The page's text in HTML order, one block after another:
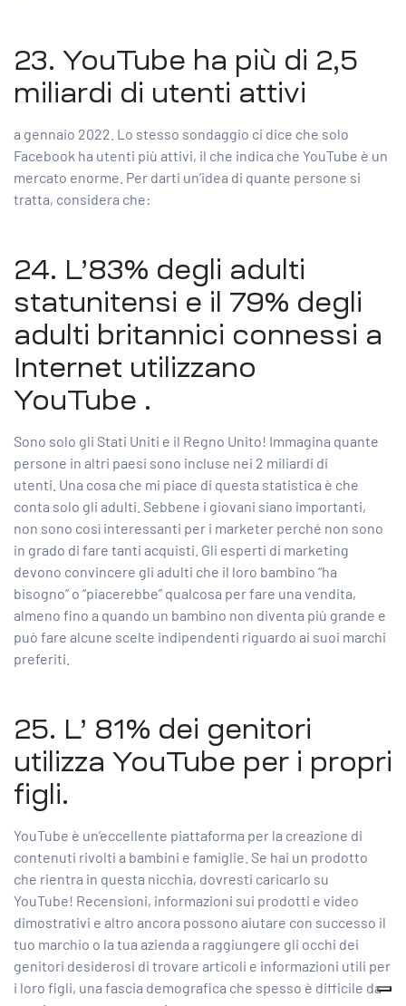
23. YouTube ha più di 2,5
miliardi di utenti attivi
a gennaio 2022. Lo stesso sondaggio ci dice che solo
Facebook ha utenti più attivi, il che indica che YouTube è un
mercato enorme. Per darti un’idea di quante persone si
tratta, considera che:
24. L’83% degli adulti
statunitensi e il 79% degli
adulti britannici connessi a
Internet utilizzano
YouTube .
Sono solo gli Stati Uniti e il Regno Unito! Immagina quante
persone in altri paesi sono incluse nei 2 miliardi di
utenti. Una cosa che mi piace di questa statistica è che
conta solo gli adulti. Sebbene i giovani siano importanti,
non sono così interessanti per i marketer perché non sono
in grado di fare tanti acquisti. Gli esperti di marketing
devono convincere gli adulti che il loro bambino “ha
bisogno” o “piacerebbe” qualcosa per fare una vendita,
almeno fino a quando un bambino non diventa più grande e
può fare alcune scelte indipendenti riguardo ai suoi marchi
preferiti.
25. L’ 81% dei genitori
utilizza YouTube per i propri
figli.
YouTube è un’eccellente piattaforma per la creazione di
contenuti rivolti a bambini e famiglie. Se hai un prodotto
che rientra in questa nicchia, dovresti caricarlo su
YouTube! Recensioni, informazioni sui prodotti e video
dimostrativi e altro ancora possono aiutare con successo il
tuo marchio o la tua azienda a raggiungere gli occhi dei
genitori desiderosi di trovare articoli e informazioni utili per
i loro figli, una fascia demografica che spesso è difficile da